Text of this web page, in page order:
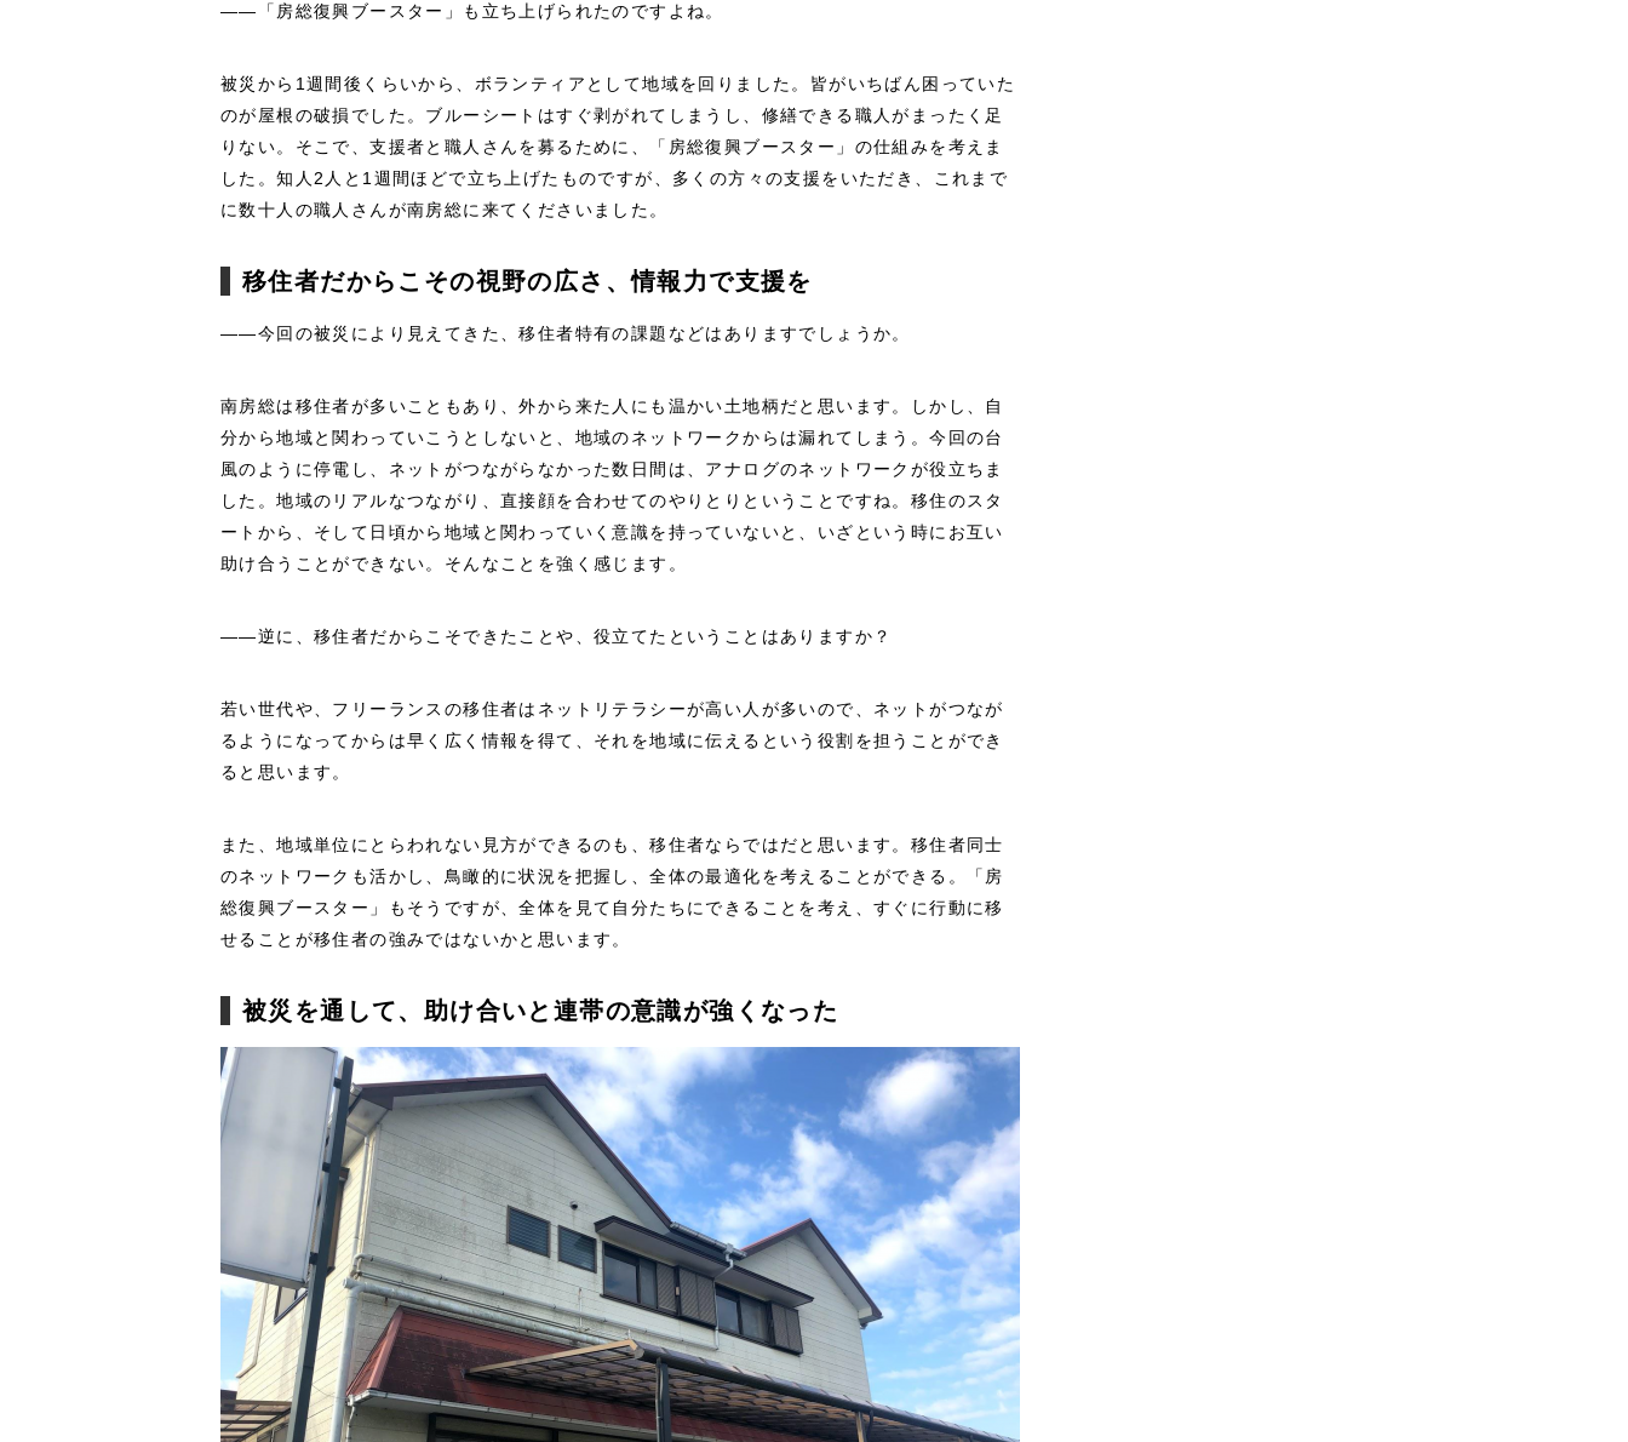
――「房総復興ブースター」も立ち上げられたのですよね。
被災から1週間後くらいから、ボランティアとして地域を回りました。皆がいちばん困っていた
のが屋根の破損でした。ブルーシートはすぐ剥がれてしまうし、修繕できる職人がまったく足
りない。そこで、支援者と職人さんを募るために、「房総復興ブースター」の仕組みを考えま
した。知人2人と1週間ほどで立ち上げたものですが、多くの方々の支援をいただき、これまで
に数十人の職人さんが南房総に来てくださいました。
移住者だからこその視野の広さ、情報力で支援を
――今回の被災により見えてきた、移住者特有の課題などはありますでしょうか。
南房総は移住者が多いこともあり、外から来た人にも温かい土地柄だと思います。しかし、自
分から地域と関わっていこうとしないと、地域のネットワークからは漏れてしまう。今回の台
風のように停電し、ネットがつながらなかった数日間は、アナログのネットワークが役立ちま
した。地域のリアルなつながり、直接顔を合わせてのやりとりということですね。移住のスタ
ートから、そして日頃から地域と関わっていく意識を持っていないと、いざという時にお互い
助け合うことができない。そんなことを強く感じます。
――逆に、移住者だからこそできたことや、役立てたということはありますか？
若い世代や、フリーランスの移住者はネットリテラシーが高い人が多いので、ネットがつなが
るようになってからは早く広く情報を得て、それを地域に伝えるという役割を担うことができ
ると思います。
また、地域単位にとらわれない見方ができるのも、移住者ならではだと思います。移住者同士
のネットワークも活かし、鳥瞰的に状況を把握し、全体の最適化を考えることができる。「房
総復興ブースター」もそうですが、全体を見て自分たちにできることを考え、すぐに行動に移
せることが移住者の強みではないかと思います。
被災を通して、助け合いと連帯の意識が強くなった